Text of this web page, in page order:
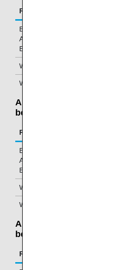
Route
Between Asia/Oceania and North
America/Hawaii/ Europe/Africa/Middle
East
Within Asia/Oceania (Excluding
Within Japan
Allowable Weight Is
between 70 and 92 pounds
Route
Between Asia/Oceania and North
America/Hawaii/ Europe/Africa/Middle
East
Within Asia/Oceania (Excluding
Within Japan
Allowable Linear
between 62 and 115 inches
Route